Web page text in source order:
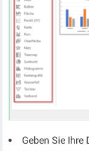
Geben Sie